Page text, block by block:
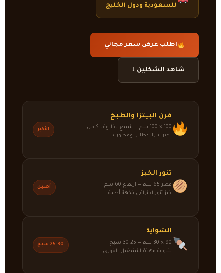
للسعودية ودول الخليج
اطلب عرض سعر مجاني
شاهد الشكلين ↓
فرن البيتزا والطبخ
100 × 100 سم — يتسع لخاروف كامل
يخبز بيتزا، فطاير، ومخبوزات
الأكبر
تنور الخبز
قطر 65 سم — ارتفاع 60 سم
خبز تنور احترافي بنكهة أصيلة
أصيل
الشواية
90 × 30 سم — 25-30 سيخ
شواية مهيأة للتشغيل الفوري
25-30 سيخ